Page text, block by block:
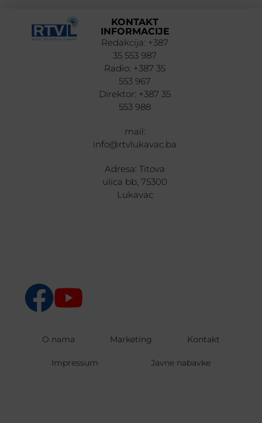
KONTAKT
INFORMACIJE
Redakcija: +387
35 553 987
Radio: +387 35
553 967
Direktor: +387 35
553 988
mail:
info@rtvlukavac.ba
Adresa: Titova
ulica bb, 75300
Lukavac
O nama Marketing Kontakt
Impressum Javne nabavke